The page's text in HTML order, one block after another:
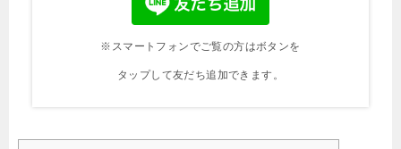
※スマートフォンでご覧の方はボタンを
タップして友だち追加できます。